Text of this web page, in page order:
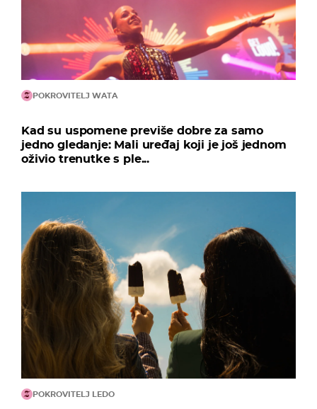
POKROVITELJ WATA
Kad su uspomene previše dobre za samo
jedno gledanje: Mali uređaj koji je još jednom
oživio trenutke s ple...
POKROVITELJ LEDO